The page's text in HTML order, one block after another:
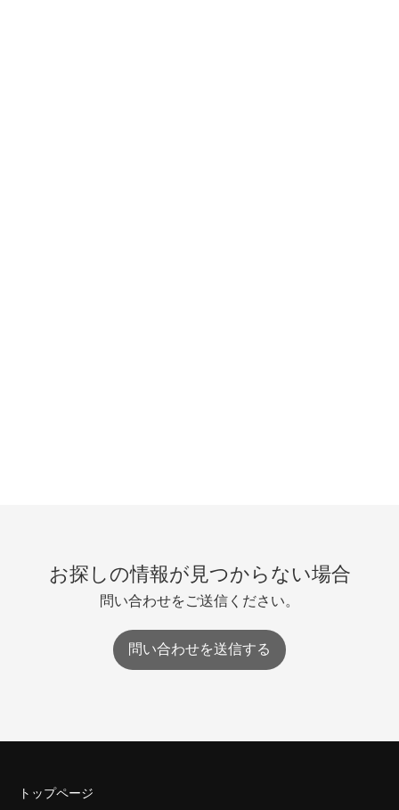
お探しの情報が見つからない場合
問い合わせをご送信ください。
問い合わせを送信する
トップページ